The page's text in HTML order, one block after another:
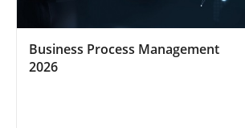
Business Process Management
2026